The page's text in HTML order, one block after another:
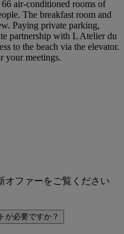
air-conditioned rooms of
The breakfast room and
Paying private parking,
partnership with L Atelier du
to the beach via the elevator.
your meetings.
オファーをご覧ください
が必要ですか？